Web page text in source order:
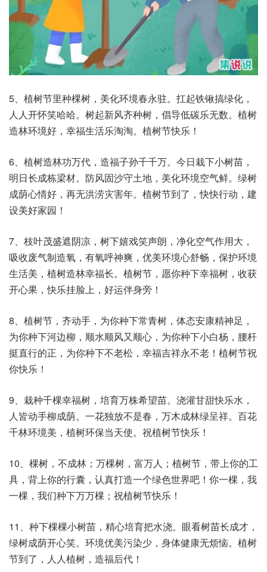
5、植树节里种棵树，美化环境春永驻。扛起铁锹搞绿化，
人人开怀笑哈哈。树起新风齐种树，倡导低碳乐无数。植树
造林环境好，幸福生活乐淘淘。植树节快乐！
6、植树造林功万代，造福子孙千千万。今日栽下小树苗，
明日长成栋梁材。防风固沙守土地，美化环境空气鲜。绿树
成荫心情好，再无洪涝灾害年。植树节到了，快快行动，建
设美好家园！
7、枝叶茂盛遮阴凉，树下嬉戏笑声朗，净化空气作用大，
吸收废气制造氧，有氧呼神爽，优美环境心舒畅，保护环境
生活美，植树造林幸福长。植树节，愿你种下幸福树，收获
开心果，快乐挂脸上，好运伴身旁！
8、植树节，齐动手，为你种下常青树，体态安康精神足，
为你种下河边柳，顺水顺风又顺心，为你种下小白杨，腰杆
挺直行的正，为你种下不老松，幸福吉祥永不老！植树节祝
你快乐！
9、栽种千棵幸福树，培育万株希望苗。浇灌甘甜快乐水，
人皆动手柳成荫。一花独放不是春，万木成林绿呈祥。百花
千林环境美，植树环保当天使。祝植树节快乐！
10、棵树，不成林；万棵树，富万人；植树节，带上你的工
具，背上你的行囊，认真打造一个绿色世界吧！你一棵，我
一棵，我们种下万万棵；祝植树节快乐！
11、种下棵棵小树苗，精心培育把水浇。眼看树苗长成才，
绿树成荫开心笑。环境优美污染少，身体健康无烦恼。植树
节到了，人人植树，造福后代！